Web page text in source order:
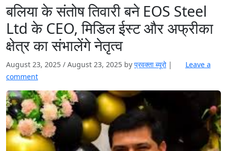
बलिया के संतोष तिवारी बने EOS Steel
Ltd के CEO, मिडिल ईस्ट और अफ्रीका
क्षेत्र का संभालेंगे नेतृत्व
August 23, 2025 / August 23, 2025 by प्रवक्‍ता ब्यूरो |
Leave a
comment